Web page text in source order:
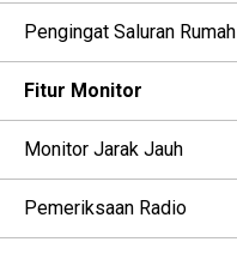
Pengingat Saluran Rumah
Fitur Monitor
Monitor Jarak Jauh
Pemeriksaan Radio